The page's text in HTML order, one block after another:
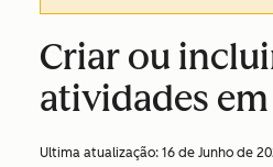
Criar ou
atividades
Ultima atualização: 16 de Junho de